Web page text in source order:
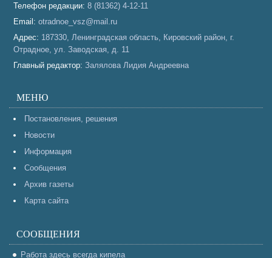
Телефон редакции: 8 (81362) 4-12-11
Email: otradnoe_vsz@mail.ru
Адрес: 187330, Ленинградская область, Кировский район, г.
Отрадное, ул. Заводская, д. 11
Главный редактор: Залялова Лидия Андреевна
МЕНЮ
Постановления, решения
Новости
Информация
Сообщения
Архив газеты
Карта сайта
СООБЩЕНИЯ
Работа здесь всегда кипела